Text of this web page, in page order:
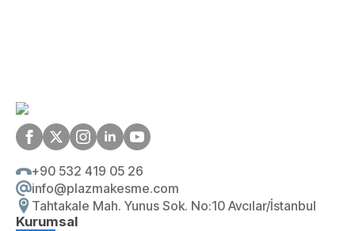
+90 532 419 05 26
info@plazmakesme.com
Tahtakale Mah. Yunus Sok. No:10 Avcılar/İstanbul
Kurumsal